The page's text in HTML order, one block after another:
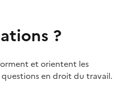
?
et orientent les
en droit du travail.